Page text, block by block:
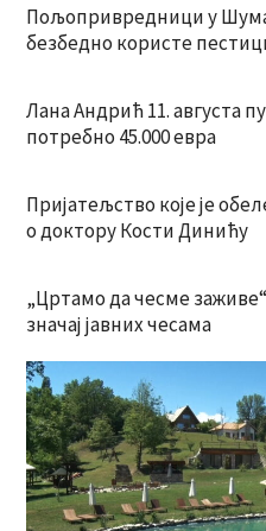
Пољопривредници у
безбедно користе
Лана Андрић 11. августа
потребно 45.000 евра
Пријатељство које је
о доктору Кости Динићу
„Цртамо да чесме
значај јавних чесама